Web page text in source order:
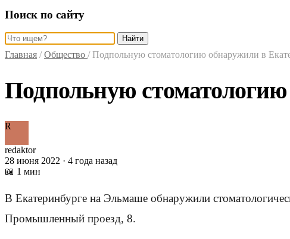
Поиск по сайту
Найти
Главная / Общество / Подпольную стоматологию обнаружили в
Подпольную
R
redaktor
28 июня 2022 · 4 года назад
📖 1 мин
В Екатеринбурге на Эльмаше обнаружили
Промышленный проезд, 8.